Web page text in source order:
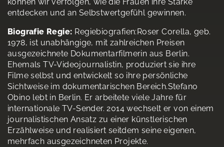
entdecken und an Selbstwertgefühl gewinnen.
Biografie Regie: Regiebiografien:Roser Corella, geb.
1978, ist unabhängige, mit zahlreichen Preisen
ausgezeichnete Dokumentarfilmerin aus Berlin.
Ehemals TV-Videojournalistin, produziert sie ihre
Filme selbst und entwickelt so ihre persönliche
Sichtweise im dokumentarischen Bereich.Stefano
Obino lebt in Berlin. Er arbeitete viele Jahre für
internationale TV-Sender. 2014 wechselt er von einem
journalistischen Ansatz zu einer künstlerischen
Erzählweise und realisiert seitdem seine eigenen,
mehrfach ausgezeichneten Projekte.